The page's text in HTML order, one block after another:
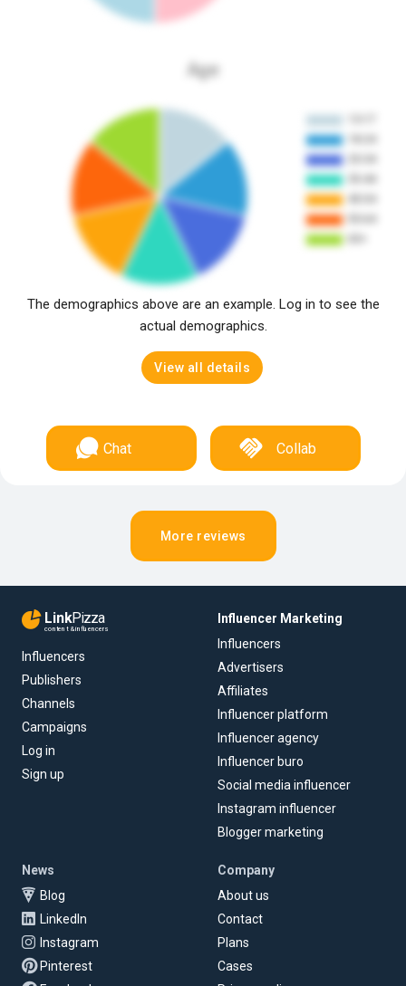
Age
The demographics above are an example. Log in to see the
actual demographics.
View all details
Chat Collab
More reviews
LinkPizza
content & influencers
Influencers
Publishers
Channels
Campaigns
Log in
Sign up
Influencer Marketing
Influencers
Advertisers
Affiliates
Influencer platform
Influencer agency
Influencer buro
Social media influencer
Instagram influencer
Blogger marketing
News
Blog
LinkedIn
Instagram
Pinterest
Company
About us
Contact
Plans
Cases